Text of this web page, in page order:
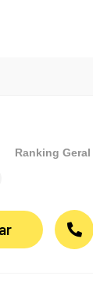
Ranking Geral